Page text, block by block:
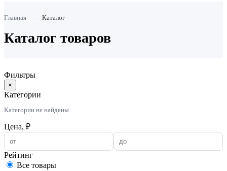
Главная — Каталог
Каталог товаров
Фильтры
×
Категории
Категории не найдены
Цена, ₽
Рейтинг
Все товары